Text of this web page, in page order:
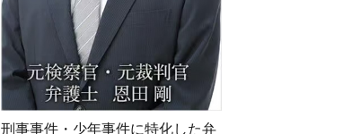
刑事事件・少年事件に特化した弁